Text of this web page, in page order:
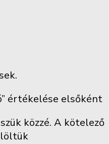
értékelése elsőként
közzé. A kötelező